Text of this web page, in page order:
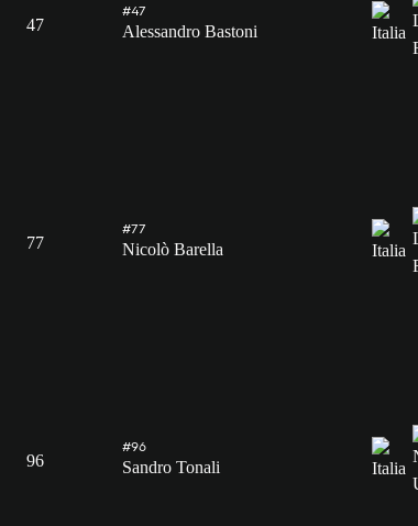
47
#47
Alessandro Bastoni
77
#77
Nicolò Barella
96
#96
Sandro Tonali